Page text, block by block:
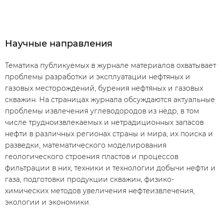
Научные направления
Тематика публикуемых в журнале материалов охватывает
проблемы разработки и эксплуатации нефтяных и
газовых месторождений, бурения нефтяных и газовых
скважин. На страницах журнала обсуждаются актуальные
проблемы извлечения углеводородов из недр, в том
числе трудноизвлекаемых и нетрадиционных запасов
нефти в различных регионах страны и мира, их поиска и
разведки, математического моделирования
геологического строения пластов и процессов
фильтрации в них, техники и технологии добычи нефти и
газа, подготовки продукции скважин, физико-
химических методов увеличения нефтеизвлечения,
экологии и экономики.